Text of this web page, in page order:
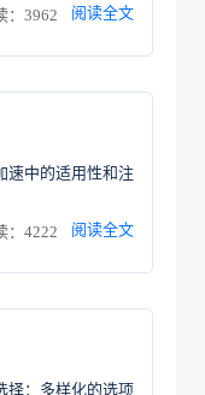
：3962 阅读全文
速中的适用性和注
：4222 阅读全文
择：多样化的选项